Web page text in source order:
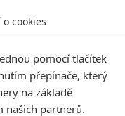
8
cookies
pomocí tlačítek
přepínače, který
na základě
našich partnerů.